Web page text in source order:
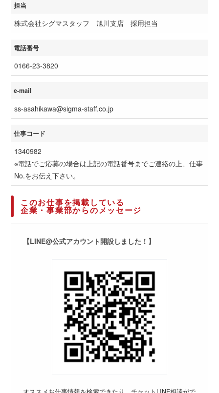
担当
株式会社シグマスタッフ 旭川支店 採用担当
電話番号
0166-23-3820
e-mail
ss-asahikawa@sigma-staff.co.jp
仕事コード
1340982
※電話でご応募の場合は上記の電話番号までご連絡の上、仕事
No.をお伝え下さい。
このお仕事を掲載している
企業・事業部からのメッセージ
【LINE@公式アカウント開設しました！】